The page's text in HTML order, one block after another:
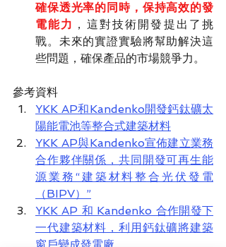
確保透光率的同時，保持高效的發
電能力 ，這對技術開發提出了挑
戰。未來的實證實驗將幫助解決這
些問題，確保產品的市場競爭力。
參考資料
YKK AP和Kandenko開發鈣鈦礦太
陽能電池等整合式建築材料
YKK AP與Kandenko宣佈建立業務
合作夥伴關係，共同開發可再生能
源業務“建築材料整合光伏發電
（BIPV）”
YKK AP 和 Kandenko 合作開發下
一代建築材料，利用鈣鈦礦將建築